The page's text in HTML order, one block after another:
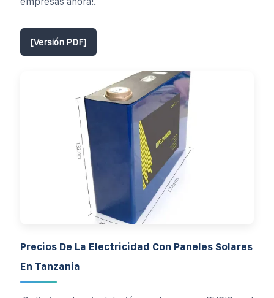
[Versión PDF]
Precios De La Electricidad Con Paneles Solares
En Tanzania